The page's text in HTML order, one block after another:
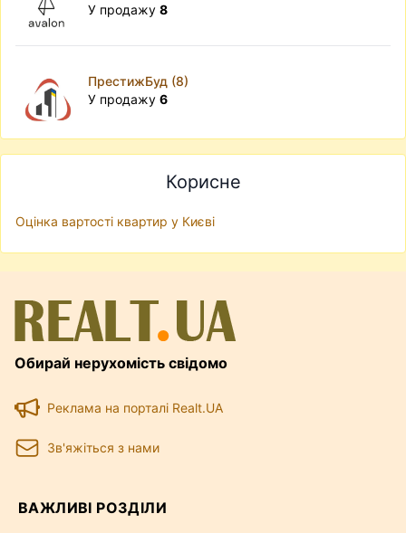
У продажу 8
ПрестижБуд (8)
У продажу 6
Корисне
Оцінка вартості квартир у Києві
Обирай нерухомість свідомо
Реклама на порталі Realt.UA
Зв'яжіться з нами
ВАЖЛИВІ РОЗДІЛИ